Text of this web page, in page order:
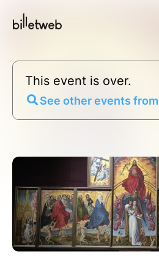
This event is over.
See other events